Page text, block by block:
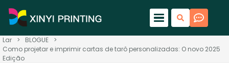
Lar > BLOGUE
>
Como projetar e imprimir cartas de tarô personalizadas: O novo 2025
Edição